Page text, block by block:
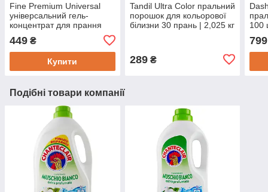
Fine Premium Universal
універсальний гель-
концентрат для прання
449 ₴
Купити
Tandil Ultra Color пральний
порошок для кольорової
білизни 30 прань | 2,025 кг
289₴
100
799
Подібні товари компанії